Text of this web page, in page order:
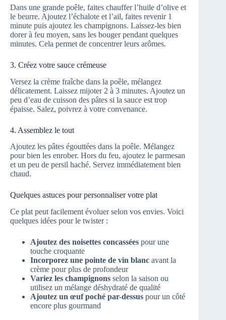
Dans une grande poêle, faites chauffer l’huile d’olive et
le beurre. Ajoutez l’échalote et l’ail, faites revenir 1
minute puis ajoutez les champignons. Laissez-les bien
dorer à feu moyen, sans les bouger pendant quelques
minutes. Cela permet de concentrer leurs arômes.
3. Créez votre sauce crémeuse
Versez la crème fraîche dans la poêle, mélangez
délicatement. Laissez mijoter 2 à 3 minutes. Ajoutez un
peu d’eau de cuisson des pâtes si la sauce est trop
épaisse. Salez, poivrez à votre convenance.
4. Assemblez le tout
Ajoutez les pâtes égouttées dans la poêle. Mélangez
pour bien les enrober. Hors du feu, ajoutez le parmesan
et un peu de persil haché. Servez immédiatement bien
chaud.
Quelques astuces pour personnaliser votre plat
Ce plat peut facilement évoluer selon vos envies. Voici
quelques idées pour le twister :
Ajoutez des noisettes concassées pour une
touche croquante
Incorporez une pointe de vin blanc avant la
crème pour plus de profondeur
Variez les champignons selon la saison ou
utilisez un mélange déshydraté de qualité
Ajoutez un œuf poché par-dessus pour un côté
encore plus gourmand